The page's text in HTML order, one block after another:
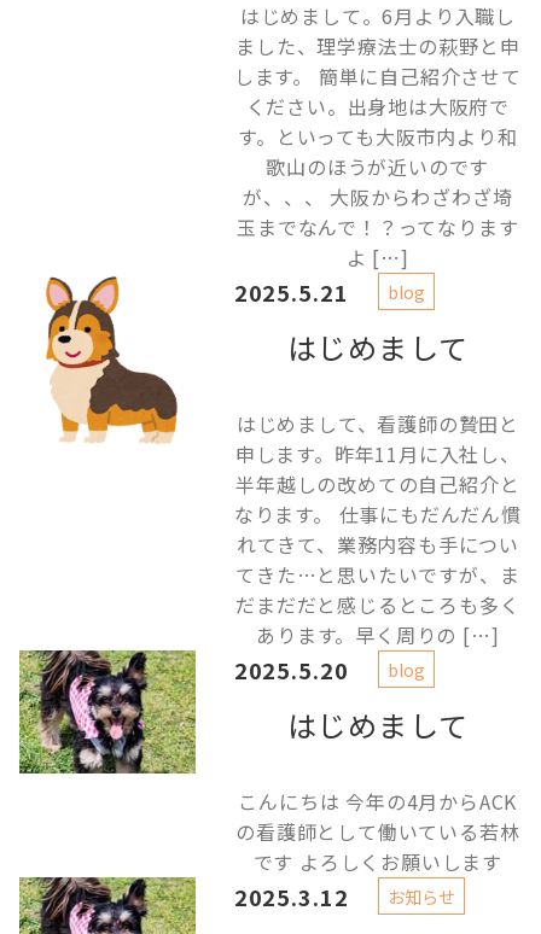
はじめまして。6月より入職し
ました、理学療法士の萩野と申
します。 簡単に自己紹介させて
ください。出身地は大阪府で
す。といっても大阪市内より和
歌山のほうが近いのです
が、、、 大阪からわざわざ埼
玉までなんで！？ってなります
よ […]
はじめまして
2025.5.21 blog
はじめまして、看護師の贄田と
申します。昨年11月に入社し、
半年越しの改めての自己紹介と
なります。 仕事にもだんだん慣
れてきて、業務内容も手につい
てきた…と思いたいですが、ま
だまだだと感じるところも多く
あります。早く周りの […]
はじめまして
2025.5.20 blog
こんにちは 今年の4月からACK
の看護師として働いている若林
です よろしくお願いします
2025.3.12 お知らせ